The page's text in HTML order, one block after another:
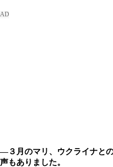
―３月のマリ、ウクライナと
声もありました。